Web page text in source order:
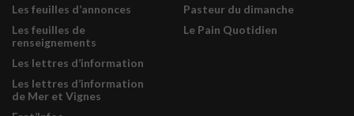
Les feuilles d’annonces
Les feuilles de
renseignements
Les lettres d’information
Les lettres d’information
de Mer et Vignes
Pasteur du dimanche
Le Pain Quotidien